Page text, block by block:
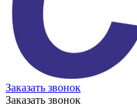
Заказать звонок
Заказать звонок